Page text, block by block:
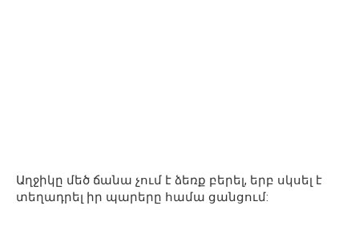
Աղջիկը մեծ ճանա չում է ձեռք բերել, երբ սկսել է
տեղադրել իր պարերը համա ցանցում: